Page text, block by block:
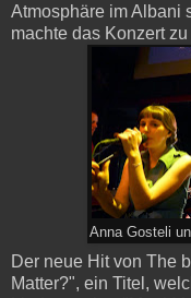
Atmosphäre im Albani
machte das Konzert
Anna Gosteli
Der neue Hit von The
Matter?", ein Titel,